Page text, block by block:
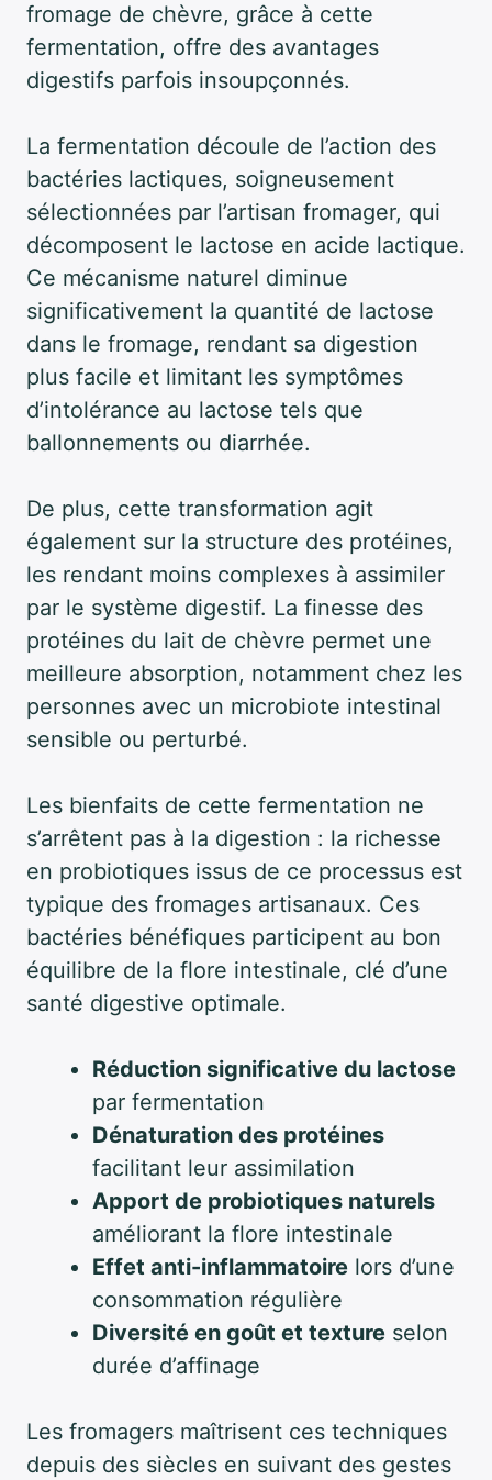
fromage de chèvre, grâce à cette
fermentation, offre des avantages
digestifs parfois insoupçonnés.
La fermentation découle de l’action des
bactéries lactiques, soigneusement
sélectionnées par l’artisan fromager, qui
décomposent le lactose en acide lactique.
Ce mécanisme naturel diminue
significativement la quantité de lactose
dans le fromage, rendant sa digestion
plus facile et limitant les symptômes
d’intolérance au lactose tels que
ballonnements ou diarrhée.
De plus, cette transformation agit
également sur la structure des protéines,
les rendant moins complexes à assimiler
par le système digestif. La finesse des
protéines du lait de chèvre permet une
meilleure absorption, notamment chez les
personnes avec un microbiote intestinal
sensible ou perturbé.
Les bienfaits de cette fermentation ne
s’arrêtent pas à la digestion : la richesse
en probiotiques issus de ce processus est
typique des fromages artisanaux. Ces
bactéries bénéfiques participent au bon
équilibre de la flore intestinale, clé d’une
santé digestive optimale.
Réduction significative du lactose
par fermentation
Dénaturation des protéines
facilitant leur assimilation
Apport de probiotiques naturels
améliorant la flore intestinale
Effet anti-inflammatoire lors d’une
consommation régulière
Diversité en goût et texture selon
durée d’affinage
Les fromagers maîtrisent ces techniques
depuis des siècles en suivant des gestes